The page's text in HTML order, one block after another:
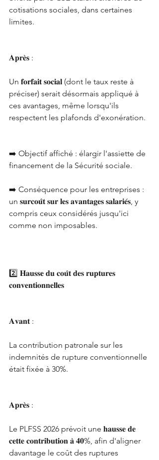
cotisations sociales, dans certaines
limites.
𝐀𝐩𝐫𝐞̀𝐬 :
Un 𝐟𝐨𝐫𝐟𝐚𝐢𝐭 𝐬𝐨𝐜𝐢𝐚𝐥 (dont le taux reste à
préciser) serait désormais appliqué à
ces avantages, même lorsqu'ils
respectent les plafonds d'exonération.
➡️ Objectif affiché : élargir l'assiette de
financement de la Sécurité sociale.
➡️ Conséquence pour les entreprises :
un 𝐬𝐮𝐫𝐜𝐨𝐮̂𝐭 𝐬𝐮𝐫 𝐥𝐞𝐬 𝐚𝐯𝐚𝐧𝐭𝐚𝐠𝐞𝐬 𝐬𝐚𝐥𝐚𝐫𝐢𝐞́𝐬, y
compris ceux considérés jusqu'ici
comme non imposables.
2️⃣ 𝐇𝐚𝐮𝐬𝐬𝐞 𝐝𝐮 𝐜𝐨𝐮̂𝐭 𝐝𝐞𝐬 𝐫𝐮𝐩𝐭𝐮𝐫𝐞𝐬
𝐜𝐨𝐧𝐯𝐞𝐧𝐭𝐢𝐨𝐧𝐧𝐞𝐥𝐥𝐞𝐬
𝐀𝐯𝐚𝐧𝐭 :
La contribution patronale sur les
indemnités de rupture conventionnelle
était fixée à 30%.
𝐀𝐩𝐫𝐞̀𝐬 :
Le PLFSS 2026 prévoit une 𝐡𝐚𝐮𝐬𝐬𝐞 𝐝𝐞
𝐜𝐞𝐭𝐭𝐞 𝐜𝐨𝐧𝐭𝐫𝐢𝐛𝐮𝐭𝐢𝐨𝐧 𝐚̀ 𝟒𝟎%, afin d'aligner
davantage le coût des ruptures